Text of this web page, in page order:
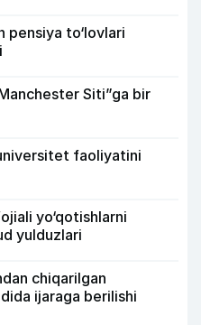
pensiya to‘lovlari
Siti”ga bir
faoliyatini
yo‘qotishlarni
yulduzlari
chiqarilgan
ijaraga berilishi